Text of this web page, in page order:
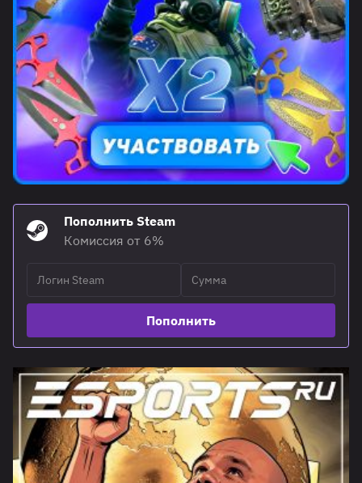
Пополнить Steam
Комиссия от 6%
Пополнить